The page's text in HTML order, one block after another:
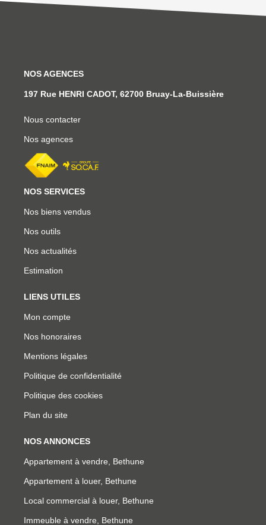
NOS AGENCES
197 Rue HENRI CADOT, 62700 Bruay-La-Buissière
Nous contacter
Nos agences
NOS SERVICES
Nos biens vendus
Nos outils
Nos actualités
Estimation
LIENS UTILES
Mon compte
Nos honoraires
Mentions légales
Politique de confidentialité
Politique des cookies
Plan du site
NOS ANNONCES
Appartement à vendre, Bethune
Appartement à louer, Bethune
Local commercial à louer, Bethune
Immeuble à vendre, Bethune